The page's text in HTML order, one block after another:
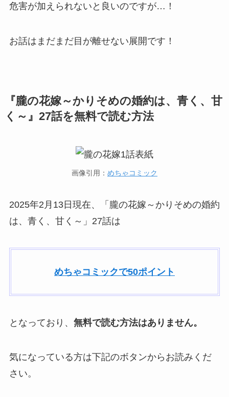
危害が加えられないと良いのですが…！
お話はまだまだ目が離せない展開です！
『朧の花嫁～かりそめの婚約は、青く、甘
く～』27話を無料で読む方法
画像引用： めちゃコミック
2025年2月13日現在、「朧の花嫁～かりそめの婚約
は、青く、甘く～」27話は
めちゃコミックで50ポイント
となっており、 無料で読む方法はありません。
気になっている方は下記のボタンからお読みくだ
さい。